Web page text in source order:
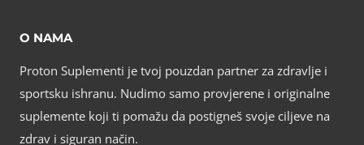
O NAMA
Proton Suplementi je tvoj pouzdan partner za zdravlje i
sportsku ishranu. Nudimo samo provjerene i originalne
suplemente koji ti pomažu da postigneš svoje ciljeve na
zdrav i siguran način.